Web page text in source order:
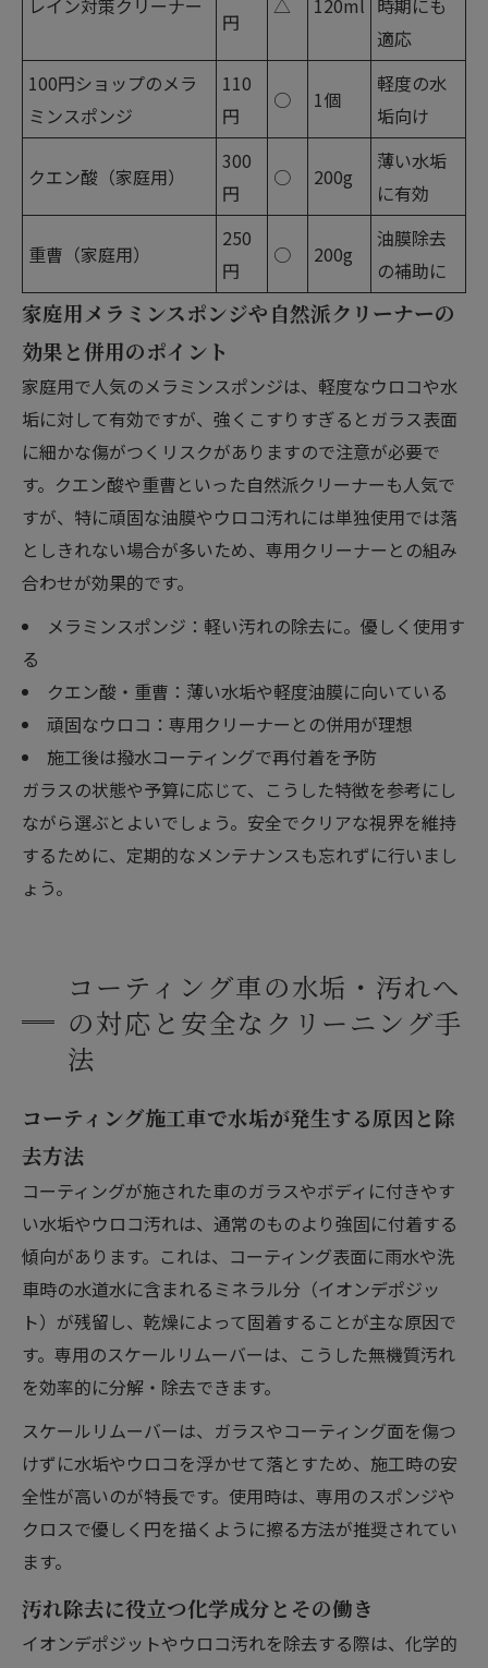
レイン対策クリーナー
円
△ 120ml 時期にも
適応
100円ショップのメラ
ミンスポンジ
110
円
○ 1個
軽度の水
垢向け
クエン酸（家庭用）
300
円
○ 200g
薄い水垢
に有効
重曹（家庭用）
250
円
○ 200g
油膜除去
の補助に
家庭用メラミンスポンジや自然派クリーナーの
効果と併用のポイント
家庭用で人気のメラミンスポンジは、軽度なウロコや水
垢に対して有効ですが、強くこすりすぎるとガラス表面
に細かな傷がつくリスクがありますので注意が必要で
す。クエン酸や重曹といった自然派クリーナーも人気で
すが、特に頑固な油膜やウロコ汚れには単独使用では落
としきれない場合が多いため、専用クリーナーとの組み
合わせが効果的です。
メラミンスポンジ：軽い汚れの除去に。優しく使用す
る
クエン酸・重曹：薄い水垢や軽度油膜に向いている
頑固なウロコ：専用クリーナーとの併用が理想
施工後は撥水コーティングで再付着を予防
ガラスの状態や予算に応じて、こうした特徴を参考にし
ながら選ぶとよいでしょう。安全でクリアな視界を維持
するために、定期的なメンテナンスも忘れずに行いまし
ょう。
コーティング車の水垢・汚れへ
の対応と安全なクリーニング手
法
コーティング施工車で水垢が発生する原因と除
去方法
コーティングが施された車のガラスやボディに付きやす
い水垢やウロコ汚れは、通常のものより強固に付着する
傾向があります。これは、コーティング表面に雨水や洗
車時の水道水に含まれるミネラル分（イオンデポジッ
ト）が残留し、乾燥によって固着することが主な原因で
す。専用のスケールリムーバーは、こうした無機質汚れ
を効率的に分解・除去できます。
スケールリムーバーは、ガラスやコーティング面を傷つ
けずに水垢やウロコを浮かせて落とすため、施工時の安
全性が高いのが特長です。使用時は、専用のスポンジや
クロスで優しく円を描くように擦る方法が推奨されてい
ます。
汚れ除去に役立つ化学成分とその働き
イオンデポジットやウロコ汚れを除去する際は、化学的